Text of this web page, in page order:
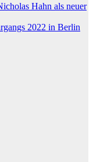
Hahn als neuer
2022 in Berlin